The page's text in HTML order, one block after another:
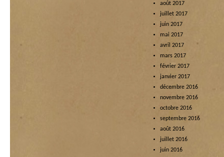
août 2017
juillet 2017
juin 2017
mai 2017
avril 2017
mars 2017
février 2017
janvier 2017
décembre 2016
novembre 2016
octobre 2016
septembre 2016
août 2016
juillet 2016
juin 2016